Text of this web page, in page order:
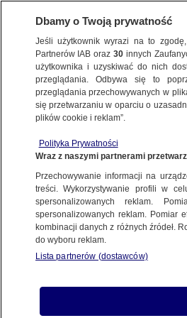
WARSZAWA
URSYNÓW
oszustwa, jest ruch
Oprac.Katarzyna Kędra
17.06.2026, 16:21
Posłuchaj artykułu
Czyta lektor AI
Dbamy o Twoją prywatność
Jeśli użytkownik wyrazi na to
Partnerów IAB oraz30 innych
użytkownika i uzyskiwać do nich
przeglądania. Odbywa się to
przeglądania przechowywanych w
się przetwarzaniu w oparciu o
plików cookie i reklam”.
Polityka Prywatności
Wraz z naszymi partnerami
Przechowywanie informacji na
treści. Wykorzystywanie profili w
spersonalizowanych reklam.
spersonalizowanych reklam. Pomiar
kombinacji danych z różnych źródeł.
do wyboru reklam.
Lista partnerów (dostawców)